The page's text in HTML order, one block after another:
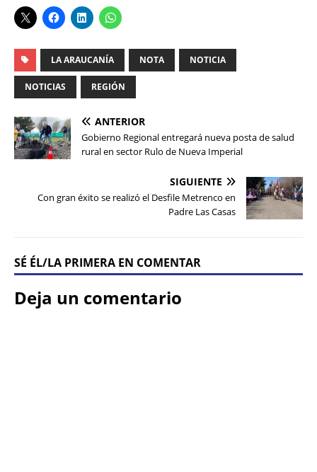
LA ARAUCANÍA NOTA NOTICIA
NOTICIAS REGIÓN
ANTERIOR
Gobierno Regional entregará nueva posta de salud
rural en sector Rulo de Nueva Imperial
SIGUIENTE
Con gran éxito se realizó el Desfile Metrenco en
Padre Las Casas
SÉ ÉL/LA PRIMERA EN COMENTAR
Deja un comentario